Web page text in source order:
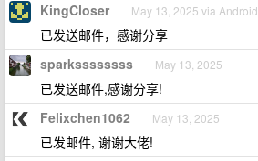
KingCloser May 13, 2025 via Android
已发送邮件，感谢分享
sparkssssssss May 13, 2025
已发送邮件,感谢分享!
Felixchen1062 May 13, 2025
已发邮件, 谢谢大佬!